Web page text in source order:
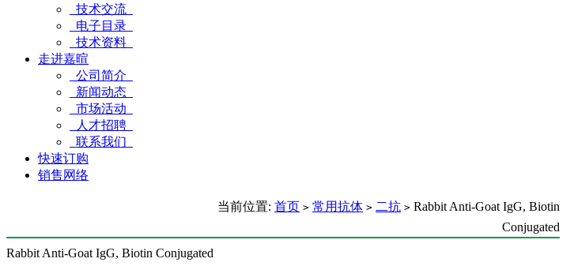
技术交流
电子目录
技术资料
走进嘉暄
公司简介
新闻动态
市场活动
人才招聘
联系我们
快速订购
销售网络
当前位置: 首页 > 常用抗体 > 二抗 > Rabbit Anti-Goat IgG, Biotin
Conjugated
Rabbit Anti-Goat IgG, Biotin Conjugated